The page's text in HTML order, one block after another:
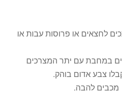
לחצאים או פרוסות עבות או
במחבת עם יתר המצרכים
צבע אדום בוהק.
מכבים להבה.